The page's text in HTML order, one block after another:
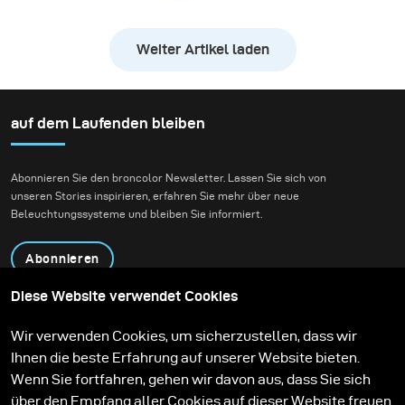
die rasante Action eines
einzufrieren und
gleichzeitig die
des Waldes zu
bewahren. Unser Ziel
Action-Aufnahmen zu
Tiefe, Stimmung und
zu verlieren.
Weiter Artikel laden
auf dem Laufenden bleiben
Abonnieren Sie den broncolor Newsletter. Lassen Sie sich von
unseren Stories inspirieren, erfahren Sie mehr über neue
Beleuchtungssysteme und bleiben Sie informiert.
Abonnieren
Kontakt
Technologien
Contribute to our blog
Lernen
Support
Karriere
Media Center
Diese Website verwendet Cookies
Wir verwenden Cookies, um sicherzustellen, dass wir
Ihnen die beste Erfahrung auf unserer Website bieten.
Wenn Sie fortfahren, gehen wir davon aus, dass Sie sich
über den Empfang aller Cookies auf dieser Website freuen.